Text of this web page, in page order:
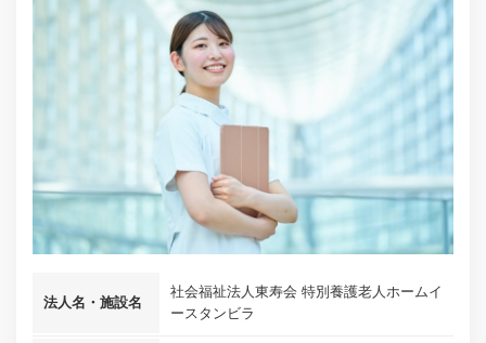
法人名・施設名
社会福祉法人東寿会 特別養護老人ホームイ
ースタンビラ